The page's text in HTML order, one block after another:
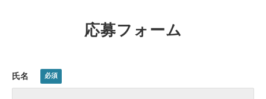
応募フォーム
氏名